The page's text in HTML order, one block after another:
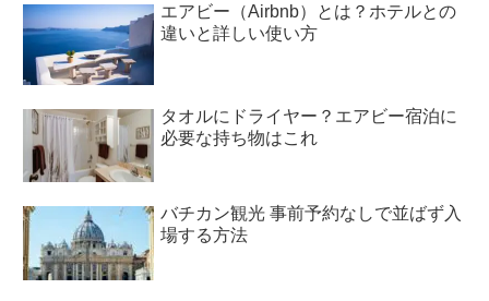
エアビー（Airbnb）とは？ホテルとの
違いと詳しい使い方
タオルにドライヤー？エアビー宿泊に
必要な持ち物はこれ
バチカン観光 事前予約なしで並ばず入
場する方法